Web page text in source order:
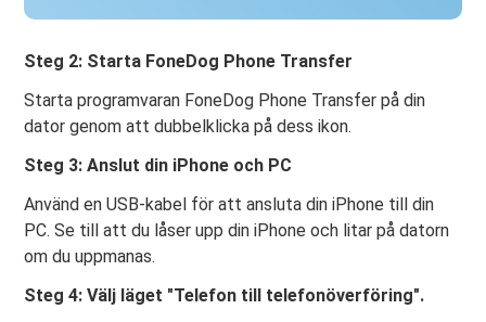
Steg 2: Starta FoneDog Phone Transfer
Starta programvaran FoneDog Phone Transfer på din
dator genom att dubbelklicka på dess ikon.
Steg 3: Anslut din iPhone och PC
Använd en USB-kabel för att ansluta din iPhone till din
PC. Se till att du låser upp din iPhone och litar på datorn
om du uppmanas.
Steg 4: Välj läget "Telefon till telefonöverföring".